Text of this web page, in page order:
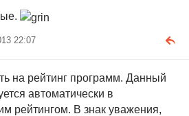
22:07
на рейтинг программ. Данный
автоматически в
рейтингом. В знак уважения,